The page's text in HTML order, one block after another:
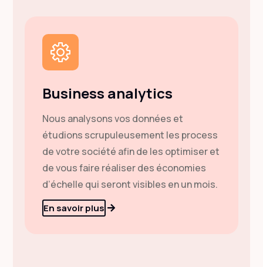
Business analytics
Nous analysons vos données et
étudions scrupuleusement les process
de votre société afin de les optimiser et
de vous faire réaliser des économies
d’échelle qui seront visibles en un mois.
En savoir plus